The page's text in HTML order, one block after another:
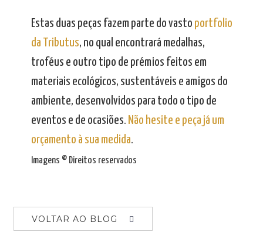
Estas duas peças fazem parte do vasto portfolio
da Tributus, no qual encontrará medalhas,
troféus e outro tipo de prémios feitos em
materiais ecológicos, sustentáveis e amigos do
ambiente, desenvolvidos para todo o tipo de
eventos e de ocasiões. Não hesite e peça já um
orçamento à sua medida.
Imagens © Direitos reservados
VOLTAR AO BLOG